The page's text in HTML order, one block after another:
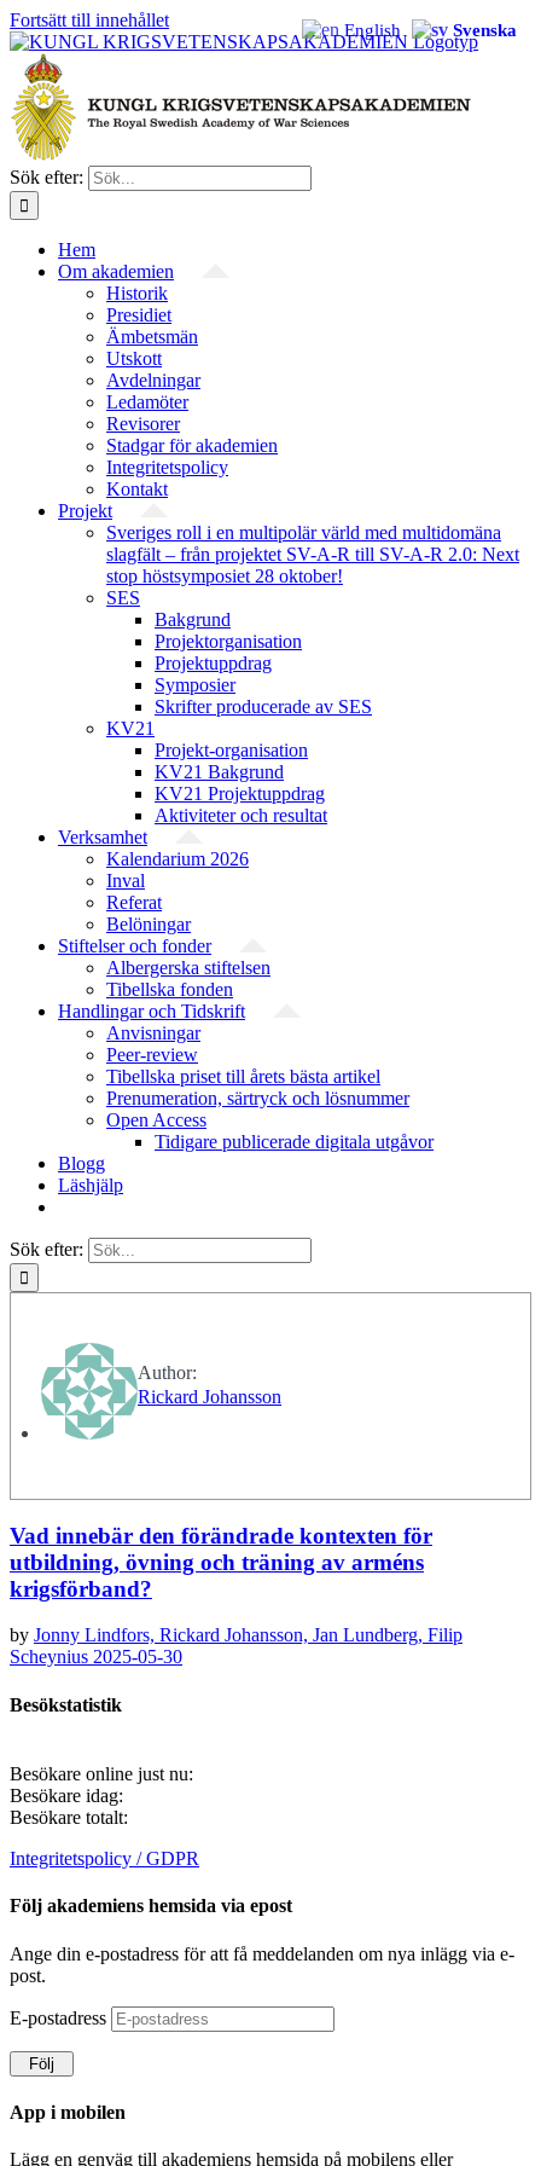
Fortsätt till innehållet
Sök efter:
Hem
Om akademien
Historik
Presidiet
Ämbetsmän
Utskott
Avdelningar
Ledamöter
Revisorer
Stadgar för akademien
Integritetspolicy
Kontakt
Projekt
Sveriges roll i en multipolär värld med multidomäna
slagfält – från projektet SV-A-R till SV-A-R 2.0: Next
stop höstsymposiet 28 oktober!
SES
Bakgrund
Projekt­organisation
Projektuppdrag
Symposier
Skrifter producerade av SES
KV21
Projekt-organisation
KV21 Bakgrund
KV21 Projektuppdrag
Aktiviteter och resultat
Verksamhet
Kalendarium 2026
Inval
Referat
Belöningar
Stiftelser och fonder
Albergerska stiftelsen
Tibellska fonden
Handlingar och Tidskrift
Anvisningar
Peer-review
Tibellska priset till årets bästa artikel
Prenumeration, särtryck och lösnummer
Open Access
Tidigare publicerade digitala utgåvor
Blogg
Läshjälp
Sök efter:
Author:
Rickard Johansson
Vad innebär den förändrade kontexten för
utbildning, övning och träning av arméns
krigsförband?
by Jonny Lindfors, Rickard Johansson, Jan Lundberg, Filip
Scheynius 2025-05-30
Besökstatistik
Besökare online just nu:
Besökare idag:
Besökare totalt:
Integritetspolicy / GDPR
Följ akademiens hemsida via epost
Ange din e-postadress för att få meddelanden om nya inlägg via e-
post.
E-postadress
Följ
App i mobilen
Lägg en genväg till akademiens hemsida på mobilens eller
English Svenska